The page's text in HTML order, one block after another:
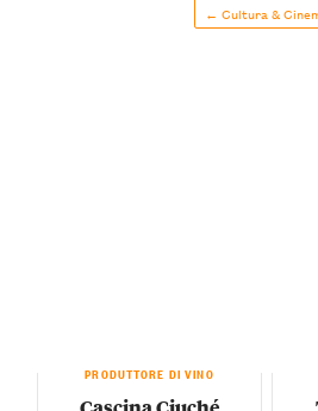
← Cultura &
PRODUTTORE DI VINO